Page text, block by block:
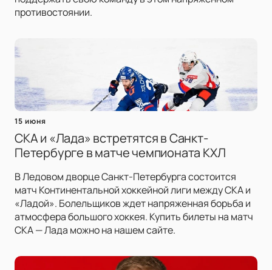
противостоянии.
15 июня
СКА и «Лада» встретятся в Санкт-
Петербурге в матче чемпионата КХЛ
В Ледовом дворце Санкт-Петербурга состоится
матч Континентальной хоккейной лиги между СКА и
«Ладой». Болельщиков ждет напряженная борьба и
атмосфера большого хоккея. Купить билеты на матч
СКА — Лада можно на нашем сайте.